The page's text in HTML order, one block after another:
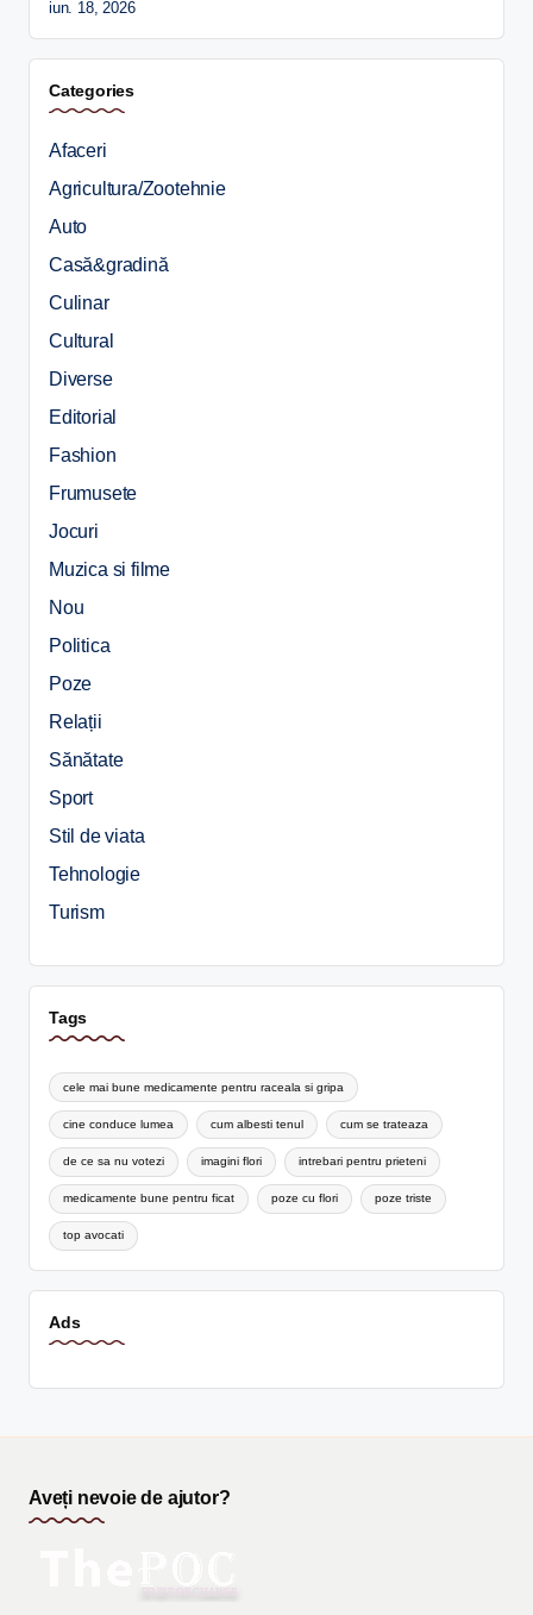
iun. 18, 2026
Categories
Afaceri
Agricultura/Zootehnie
Auto
Casă&gradină
Culinar
Cultural
Diverse
Editorial
Fashion
Frumusete
Jocuri
Muzica si filme
Nou
Politica
Poze
Relații
Sănătate
Sport
Stil de viata
Tehnologie
Turism
Tags
cele mai bune medicamente pentru raceala si gripa
cine conduce lumea cum albesti tenul cum se trateaza
de ce sa nu votezi imagini flori intrebari pentru prieteni
medicamente bune pentru ficat poze cu flori poze triste
top avocati
Ads
Aveți nevoie de ajutor?